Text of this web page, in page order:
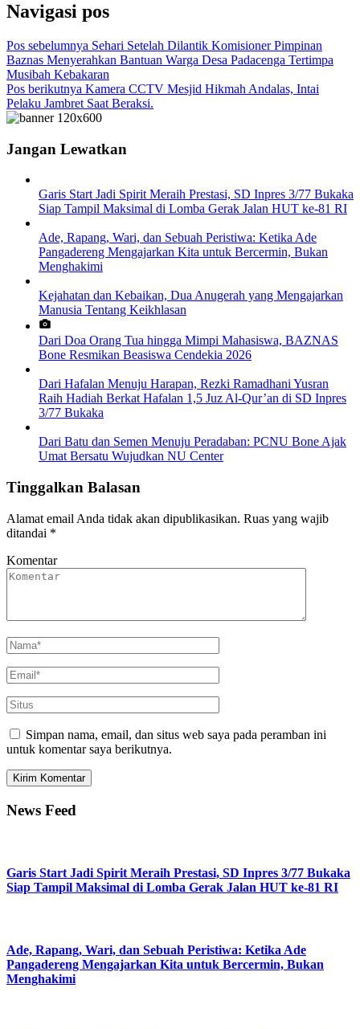
Navigasi pos
Pos sebelumnya Sehari Setelah Dilantik Komisioner Pimpinan
Baznas Menyerahkan Bantuan Warga Desa Padacenga Tertimpa
Musibah Kebakaran
Pos berikutnya Kamera CCTV Mesjid Hikmah Andalas, Intai
Pelaku Jambret Saat Beraksi.
Jangan Lewatkan
Garis Start Jadi Spirit Meraih Prestasi, SD Inpres 3/77 Bukaka
Siap Tampil Maksimal di Lomba Gerak Jalan HUT ke-81 RI
Ade, Rapang, Wari, dan Sebuah Peristiwa: Ketika Ade
Pangadereng Mengajarkan Kita untuk Bercermin, Bukan
Menghakimi
Kejahatan dan Kebaikan, Dua Anugerah yang Mengajarkan
Manusia Tentang Keikhlasan
Dari Doa Orang Tua hingga Mimpi Mahasiswa, BAZNAS
Bone Resmikan Beasiswa Cendekia 2026
Dari Hafalan Menuju Harapan, Rezki Ramadhani Yusran
Raih Hadiah Berkat Hafalan 1,5 Juz Al-Qur’an di SD Inpres
3/77 Bukaka
Dari Batu dan Semen Menuju Peradaban: PCNU Bone Ajak
Umat Bersatu Wujudkan NU Center
Tinggalkan Balasan
Alamat email Anda tidak akan dipublikasikan. Ruas yang wajib
ditandai *
Komentar
Simpan nama, email, dan situs web saya pada peramban ini
untuk komentar saya berikutnya.
News Feed
Garis Start Jadi Spirit Meraih Prestasi, SD Inpres 3/77 Bukaka
Siap Tampil Maksimal di Lomba Gerak Jalan HUT ke-81 RI
Ade, Rapang, Wari, dan Sebuah Peristiwa: Ketika Ade
Pangadereng Mengajarkan Kita untuk Bercermin, Bukan
Menghakimi